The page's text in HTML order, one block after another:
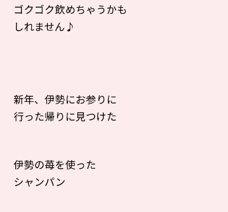
ゴクゴク飲めちゃうかも
しれません♪
新年、伊勢にお参りに
行った帰りに見つけた
伊勢の苺を使った
シャンパン